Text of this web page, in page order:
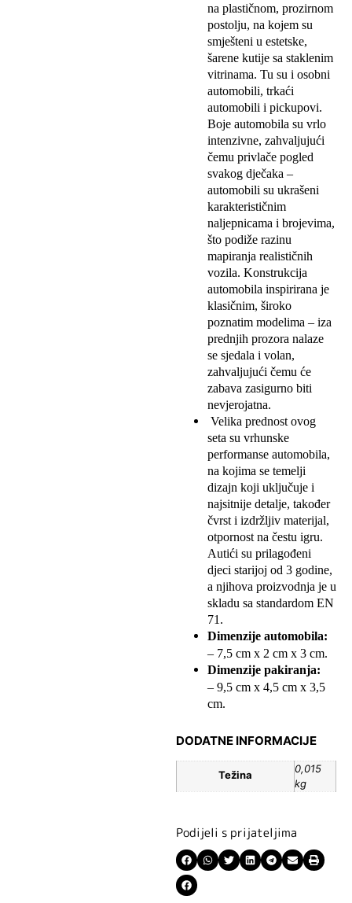
na plastičnom, prozirnom
postolju, na kojem su
smješteni u estetske,
šarene kutije sa staklenim
vitrinama. Tu su i osobni
automobili, trkaći
automobili i pickupovi.
Boje automobila su vrlo
intenzivne, zahvaljujući
čemu privlače pogled
svakog dječaka –
automobili su ukrašeni
karakterističnim
naljepnicama i brojevima,
što podiže razinu
mapiranja realističnih
vozila. Konstrukcija
automobila inspirirana je
klasičnim, široko
poznatim modelima – iza
prednjih prozora nalaze
se sjedala i volan,
zahvaljujući čemu će
zabava zasigurno biti
nevjerojatna.
Velika prednost ovog
seta su vrhunske
performanse automobila,
na kojima se temelji
dizajn koji uključuje i
najsitnije detalje, također
čvrst i izdržljiv materijal,
otpornost na čestu igru.
Autići su prilagođeni
djeci starijoj od 3 godine,
a njihova proizvodnja je u
skladu sa standardom EN
71.
Dimenzije automobila:
– 7,5 cm x 2 cm x 3 cm.
Dimenzije pakiranja:
– 9,5 cm x 4,5 cm x 3,5
cm.
DODATNE INFORMACIJE
Težina
0,015
kg
Podijeli s prijateljima